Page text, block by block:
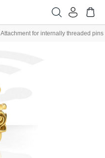
Attachment for internally threaded